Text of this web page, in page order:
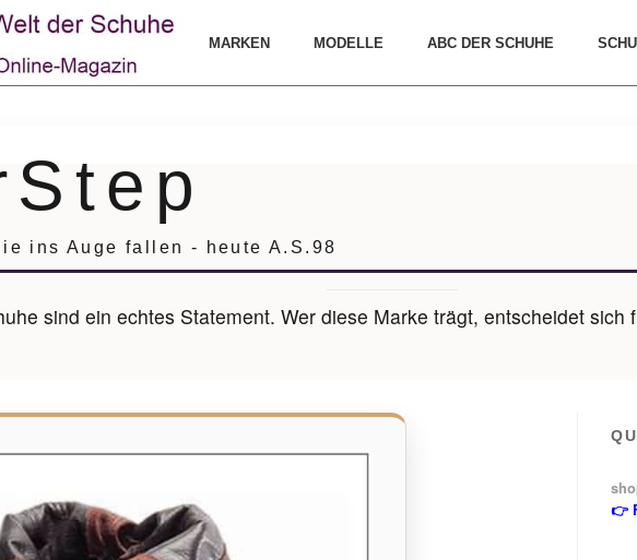
MARKEN MODELLE ABC DER SCHUHE
ins Auge fallen - heute A.S.98
sind ein echtes Statement. Wer diese Marke trägt, entscheidet sich
👉